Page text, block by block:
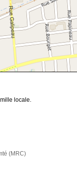
locale.
(MRC)